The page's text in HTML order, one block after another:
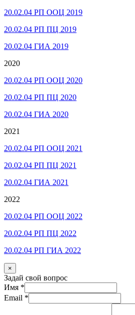
20.02.04 РП ООЦ 2019
20.02.04 РП ПЦ 2019
20.02.04 ГИА 2019
2020
20.02.04 РП ООЦ 2020
20.02.04 РП ПЦ 2020
20.02.04 ГИА 2020
2021
20.02.04 РП ООЦ 2021
20.02.04 РП ПЦ 2021
20.02.04 ГИА 2021
2022
20.02.04 РП ООЦ 2022
20.02.04 РП ПЦ 2022
20.02.04 РП ГИА 2022
×
Задай свой вопрос
Имя *
Email *